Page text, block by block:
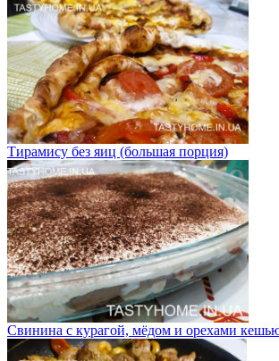
Тирамису без яиц (большая порция)
Свинина с курагой, мёдом и орехами